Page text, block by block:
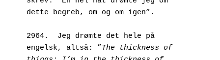
dette begreb, om og om igen”.
2964.  Jeg drømte det hele på
engelsk, altså: ”The thickness of